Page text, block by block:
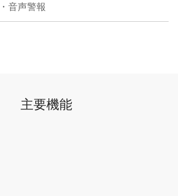
音声警報
主要機能